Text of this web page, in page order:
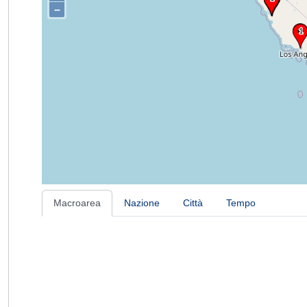
–
Macroarea Nazione Città Tempo